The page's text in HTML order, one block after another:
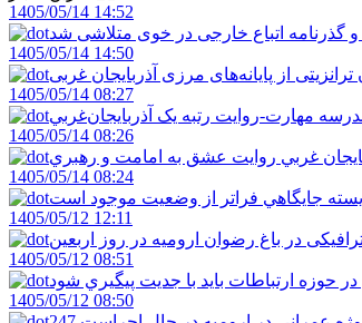
1405/05/14 14:52
و گذرنامه اتباع خارجی در خوی متلاشی شد
1405/05/14 14:50
1405/05/14 08:27
مهارت-روايت رتبه يک آذربايجان‌غربي
1405/05/14 08:26
غربي روايت عشق به امامت و رهبري
1405/05/14 08:24
جايگاهي فراتر از وضعيت موجود است
1405/05/12 12:11
در باغ رضوان ارومیه در روز اربعین
1405/05/12 08:51
حوزه ارتباطات بايد با جديت پيگيري شود
1405/05/12 08:50